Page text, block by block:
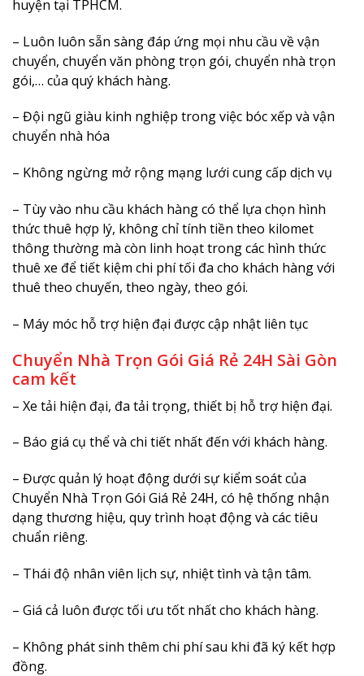
huyện tại TPHCM.
– Luôn luôn sẵn sàng đáp ứng mọi nhu cầu về vận
chuyển, chuyển văn phòng trọn gói, chuyển nhà trọn
gói,… của quý khách hàng.
– Đội ngũ giàu kinh nghiệp trong việc bóc xếp và vận
chuyển nhà hóa
– Không ngừng mở rộng mạng lưới cung cấp dịch vụ
– Tùy vào nhu cầu khách hàng có thể lựa chọn hình
thức thuê hợp lý, không chỉ tính tiền theo kilomet
thông thường mà còn linh hoạt trong các hình thức
thuê xe để tiết kiệm chi phí tối đa cho khách hàng với
thuê theo chuyến, theo ngày, theo gói.
– Máy móc hỗ trợ hiện đại được cập nhật liên tục
Chuyển Nhà Trọn Gói Giá Rẻ 24H Sài Gòn
cam kết
– Xe tải hiện đại, đa tải trọng, thiết bị hỗ trợ hiện đại.
– Báo giá cụ thể và chi tiết nhất đến với khách hàng.
– Được quản lý hoạt động dưới sự kiểm soát của
Chuyển Nhà Trọn Gói Giá Rẻ 24H, có hệ thống nhận
dạng thương hiệu, quy trình hoạt động và các tiêu
chuẩn riêng.
– Thái độ nhân viên lịch sự, nhiệt tình và tận tâm.
– Giá cả luôn được tối ưu tốt nhất cho khách hàng.
– Không phát sinh thêm chi phí sau khi đã ký kết hợp
đồng.